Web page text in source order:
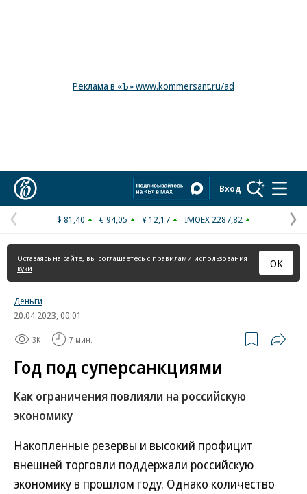
Реклама в «Ъ» www.kommersant.ru/ad
Вход
Предыдущая
страница
$ 81,40 € 94,05 ¥ 12,17 IMOEX 2287,82
Оставаясь на сайте, вы соглашаетесь с правилами использования
куки
ОК
Деньги
20.04.2023, 00:01
3K 7 мин.
Год под суперсанкциями
Как ограничения повлияли на российскую
экономику
Накопленные резервы и высокий профицит
внешней торговли поддержали российскую
экономику в прошлом году. Однако количество